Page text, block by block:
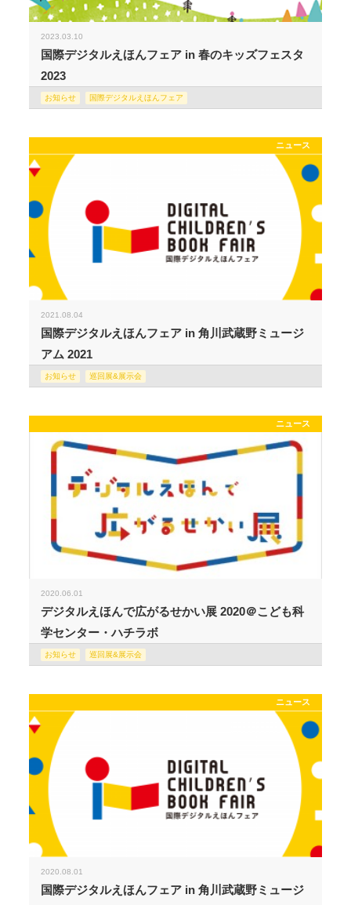
2023.03.10
国際デジタルえほんフェア in 春のキッズフェスタ
2023
お知らせ 国際デジタルえほんフェア
ニュース
2021.08.04
国際デジタルえほんフェア in 角川武蔵野ミュージ
アム 2021
お知らせ 巡回展&展示会
ニュース
2020.06.01
デジタルえほんで広がるせかい展 2020＠こども科
学センター・ハチラボ
お知らせ 巡回展&展示会
ニュース
2020.08.01
国際デジタルえほんフェア in 角川武蔵野ミュージ